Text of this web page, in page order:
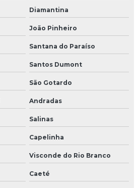
Diamantina
João Pinheiro
Santana do Paraíso
Santos Dumont
São Gotardo
Andradas
Salinas
Capelinha
Visconde do Rio Branco
Caeté